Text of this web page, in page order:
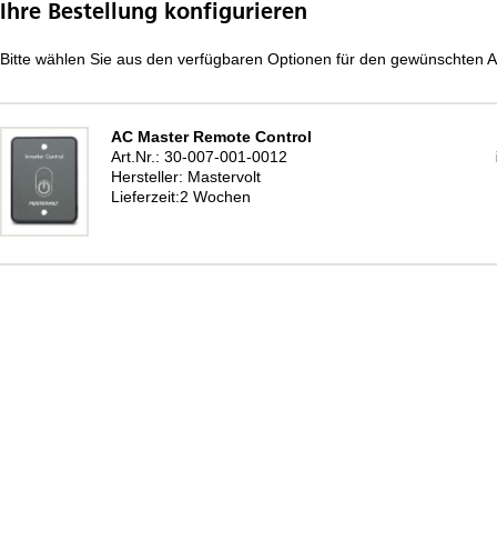
Ihre Bestellung konfigurieren
Bitte wählen Sie aus den verfügbaren Optionen für den gewünschten
AC Master Remote Control
Art.Nr.: 30-007-001-0012
Hersteller: Mastervolt
Lieferzeit:2 Wochen